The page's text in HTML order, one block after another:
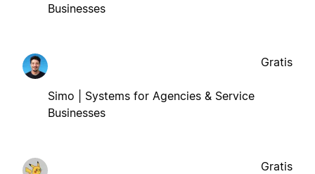
Businesses
Simo | Systems for Agencies & Service
Businesses
Gratis
Gratis